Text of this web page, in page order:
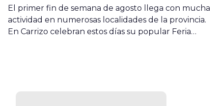
El primer fin de semana de agosto llega con mucha
actividad en numerosas localidades de la provincia.
En Carrizo celebran estos días su popular Feria…